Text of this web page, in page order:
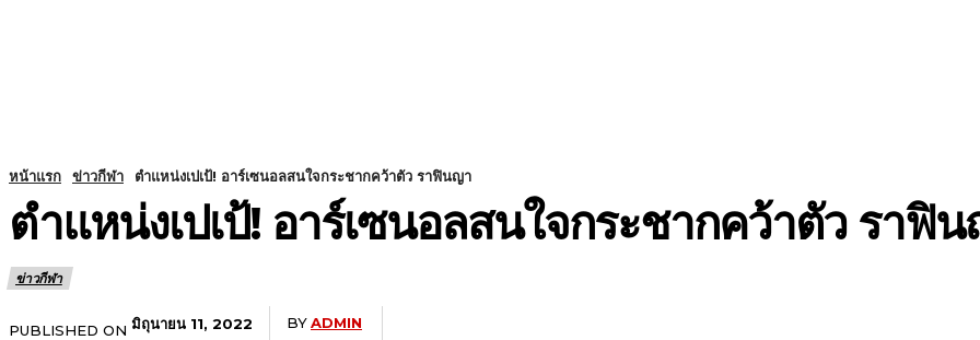
หน้าแรก ข่าวกีฬา ตำแหน่งเปเป้! อาร์เซนอลสนใจกระชากคว้าตัว ราฟินญา
ตำแหน่งเปเป้! อาร์เซนอลสนใจกระชากคว้าตัว ราฟิ
ข่าวกีฬา
PUBLISHED ON มิถุนายน 11, 2022 BYADMIN